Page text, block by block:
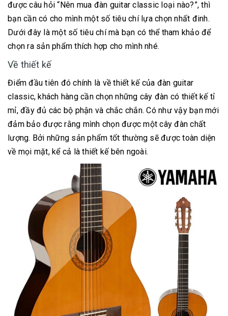
được câu hỏi “Nên mua đàn guitar classic loại nào?”, thì
bạn cần có cho mình một số tiêu chí lựa chọn nhất đinh.
Dưới đây là một số tiêu chí mà bạn có thể tham khảo để
chọn ra sản phẩm thích hợp cho mình nhé.
Về thiết kế
Điểm đầu tiên đó chính là về thiết kế của đàn guitar
classic, khách hàng cần chọn những cây đàn có thiết kế tỉ
mỉ, đầy đủ các bộ phận và chắc chắn. Có như vậy bạn mới
đảm bảo được rằng mình chọn được một cây đàn chất
lượng. Bởi những sản phẩm tốt thường sẽ được toàn diện
về mọi mặt, kể cả là thiết kế bên ngoài.